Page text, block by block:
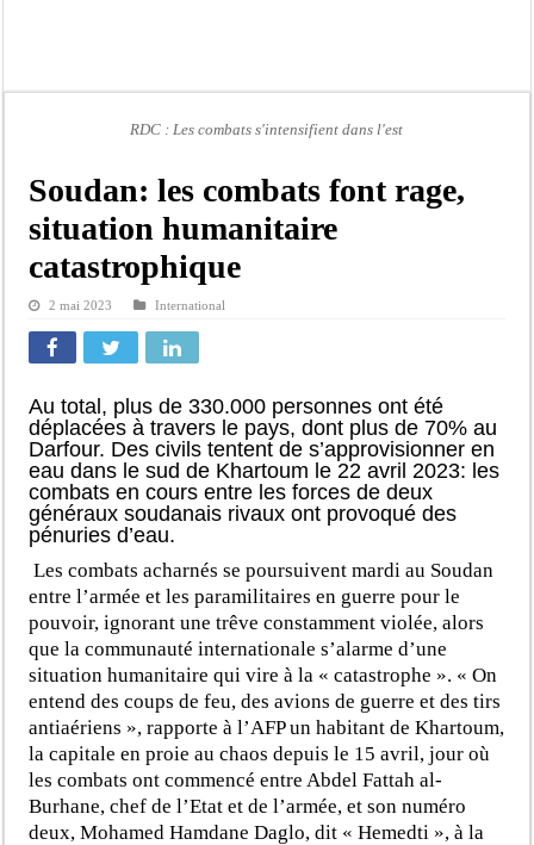
Le restaurant Aby’s Garden d’Aby Ndour ravagé par un incendie
Élections municipales : le calendrier fait débat
Gamou de Tivaouane 2026 : Habib Sy Mansour met en garde les influenceurs
Tivaouane : les recommandations du Khalife général des Tidianes pour le
RDC : Les combats s'intensifient dans l'est
Soudan: les combats font rage,
situation humanitaire
catastrophique
2 mai 2023 International
Au total, plus de 330.000 personnes ont été
déplacées à travers le pays, dont plus de 70% au
Darfour. Des civils tentent de s’approvisionner en
eau dans le sud de Khartoum le 22 avril 2023: les
combats en cours entre les forces de deux
généraux soudanais rivaux ont provoqué des
pénuries d’eau.
Les combats acharnés se poursuivent mardi au Soudan
entre l’armée et les paramilitaires en guerre pour le
pouvoir, ignorant une trêve constamment violée, alors
que la communauté internationale s’alarme d’une
situation humanitaire qui vire à la « catastrophe ». « On
entend des coups de feu, des avions de guerre et des tirs
antiaériens », rapporte à l’AFP un habitant de Khartoum,
la capitale en proie au chaos depuis le 15 avril, jour où
les combats ont commencé entre Abdel Fattah al-
Burhane, chef de l’Etat et de l’armée, et son numéro
deux, Mohamed Hamdane Daglo, dit « Hemedti », à la